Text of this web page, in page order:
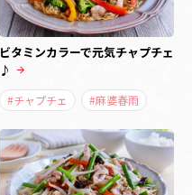
ビタミンカラーで元気チャプチェ
♪
#チャプチェ #麻婆春雨